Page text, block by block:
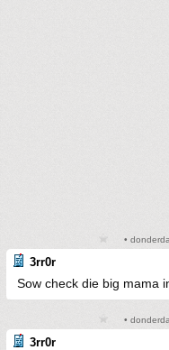
•
3rr0r
Sow check die big mama
•
3rr0r